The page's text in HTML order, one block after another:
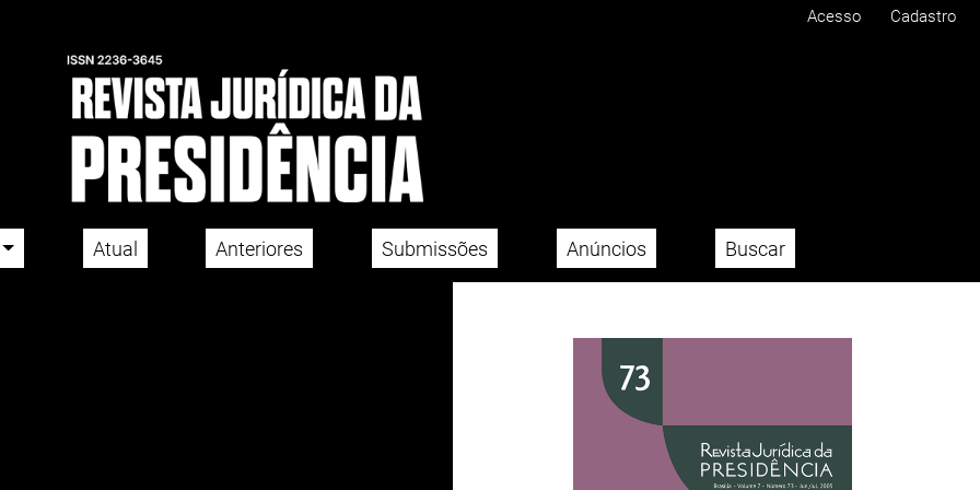
Acesso Cadastro
Atual Anteriores Submissões Anúncios Buscar
Imagem de capa